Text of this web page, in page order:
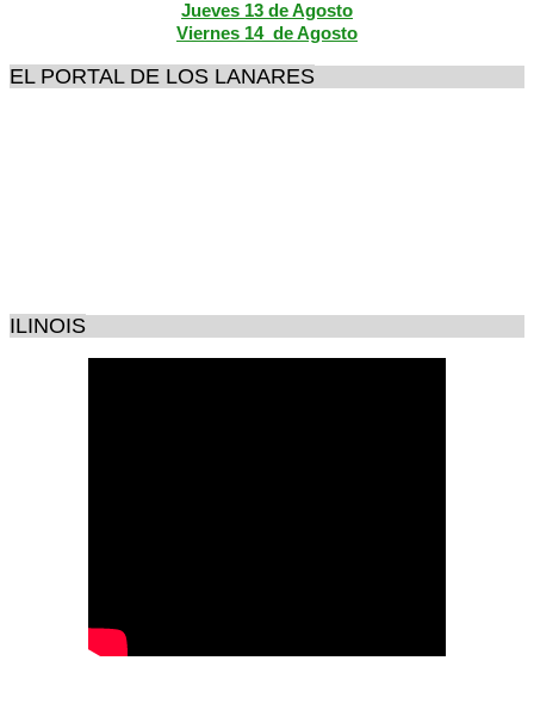
Jueves 13 de Agosto
Viernes 14 de Agosto
EL PORTAL DE LOS LANARES
ILINOIS